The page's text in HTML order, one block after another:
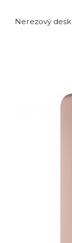
Nerezový